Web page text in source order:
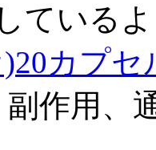
ている
カプセ
作用、